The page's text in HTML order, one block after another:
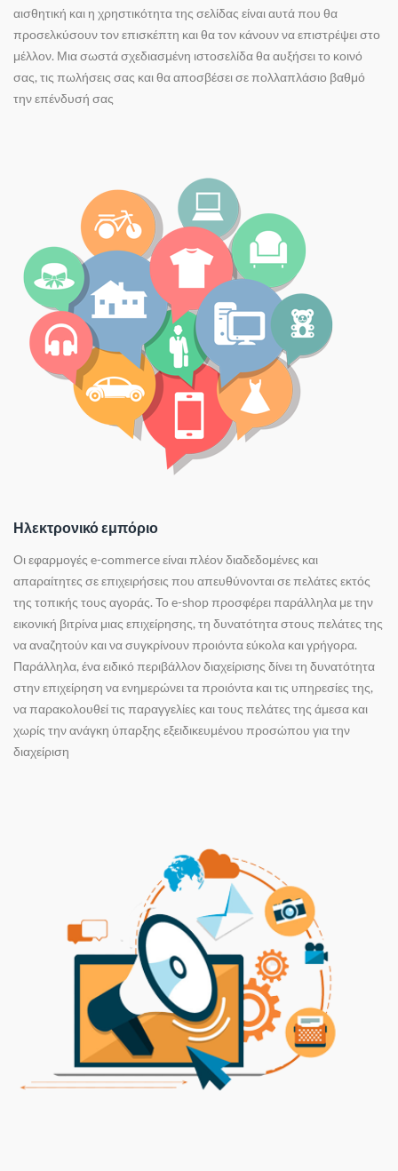
αισθητική και η χρηστικότητα της σελίδας είναι αυτά που θα
προσελκύσουν τον επισκέπτη και θα τον κάνουν να επιστρέψει στο
μέλλον. Μια σωστά σχεδιασμένη ιστοσελίδα θα αυξήσει το κοινό
σας, τις πωλήσεις σας και θα αποσβέσει σε πολλαπλάσιο βαθμό
την επένδυσή σας
Ηλεκτρονικό εμπόριο
Οι εφαρμογές e-commerce είναι πλέον διαδεδομένες και
απαραίτητες σε επιχειρήσεις που απευθύνονται σε πελάτες εκτός
της τοπικής τους αγοράς. Το e-shop προσφέρει παράλληλα με την
εικονική βιτρίνα μιας επιχείρησης, τη δυνατότητα στους πελάτες της
να αναζητούν και να συγκρίνουν προιόντα εύκολα και γρήγορα.
Παράλληλα, ένα ειδικό περιβάλλον διαχείρισης δίνει τη δυνατότητα
στην επιχείρηση να ενημερώνει τα προιόντα και τις υπηρεσίες της,
να παρακολουθεί τις παραγγελίες και τους πελάτες της άμεσα και
χωρίς την ανάγκη ύπαρξης εξειδικευμένου προσώπου για την
διαχείριση